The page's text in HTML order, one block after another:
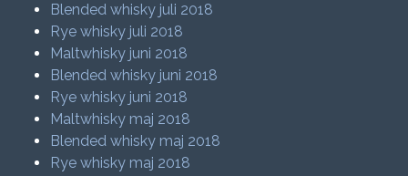
Blended whisky juli 2018
Rye whisky juli 2018
Maltwhisky juni 2018
Blended whisky juni 2018
Rye whisky juni 2018
Maltwhisky maj 2018
Blended whisky maj 2018
Rye whisky maj 2018